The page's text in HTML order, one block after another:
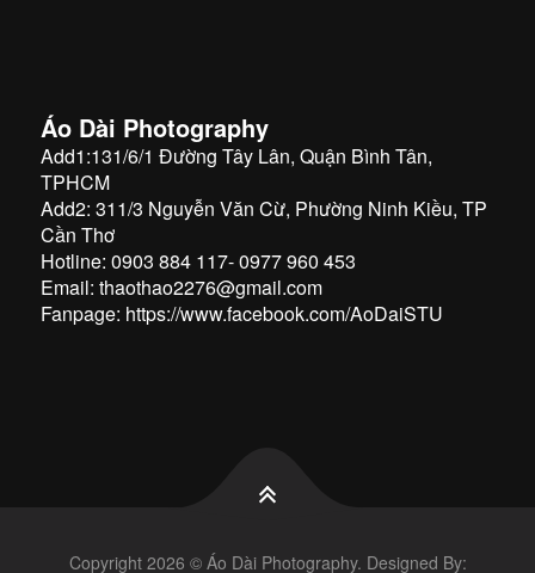
Áo Dài Photography
Add1:131/6/1 Đường Tây Lân, Quận Bình Tân,
TPHCM
Add2: 311/3 Nguyễn Văn Cừ, Phường Ninh Kiều, TP
Cần Thơ
Hotline: 0903 884 117- 0977 960 453
Email: thaothao2276@gmail.com
Fanpage: https://www.facebook.com/AoDaiSTU
Copyright 2026 © Áo Dài Photography. Designed By: